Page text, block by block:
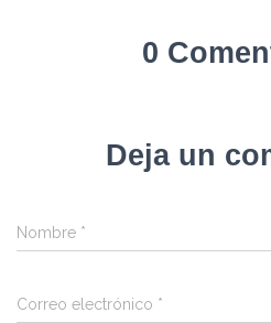
0
Deja un
Nombre *
Correo electrónico *